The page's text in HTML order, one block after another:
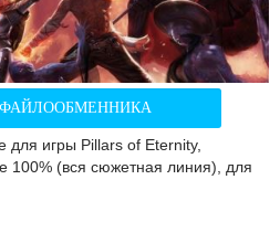
ФАЙЛООБМЕННИКА
для игры Pillars of Eternity,
100% (вся сюжетная линия), для